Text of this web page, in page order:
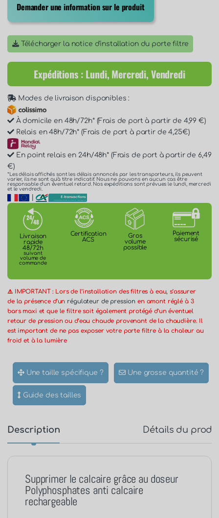
Demander une information sur le produit
Télécharger la notice d'installation du porte filtre
Expéditions : Lundi, Mercredi, Vendredi
Modes de livraison disponibles :
À domicile en 48h/72h* (Frais de port à partir de 4,99 €)
Relais en 48h/72h* (Frais de port à partir de 4,25€)
En point relais en 24h/48h* (Frais de port à partir de 6,49
€)
*Les délais affichés sont les délais annoncés par les transporteurs, ils peuvent
varier, ils ne sont qu'à titre indicatif. Nous ne pouvons en aucun cas être
responsable d'un éventuel retard. Nos expéditions sont prévues le lundi, mercredi
et le vendredi.
Livraison
rapide
48/72h
suivant
volume de
commande
Certification
ACS
Gros
volume
possible
Paiement
sécurisé
⚠️ IMPORTANT : Lors de l’installation des filtres à eau, s’assurer
de la présence d’un régulateur de pression en amont réglé à 3
bars maxi et que le filtre soit également protégé d’un éventuel
retour de pression ou d’eau chaude provenant de la chaudière. Il
est important de ne pas exposer votre porte filtre à la chaleur au
froid et à la lumière
Une taille spécifique ? Une grosse quantité ?
Guide des tailles
Description Détails du
Supprimer le calcaire grâce au doseur
Polyphosphates anti calcaire
rechargeable